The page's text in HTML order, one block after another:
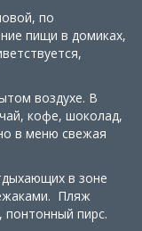
по
пищи в домиках,
воздухе. В
кофе, шоколад,
в меню свежая
в зоне
Пляж
понтонный пирс.